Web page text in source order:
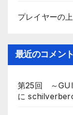
プレイヤーの
最近のコメント
第25回 ～GUI
に